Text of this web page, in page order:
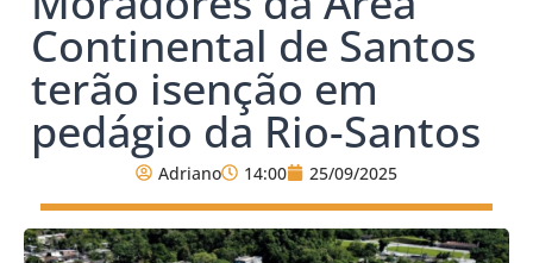
Continental de Santos
terão isenção em
pedágio da Rio-Santos
Adriano 14:00 25/09/2025